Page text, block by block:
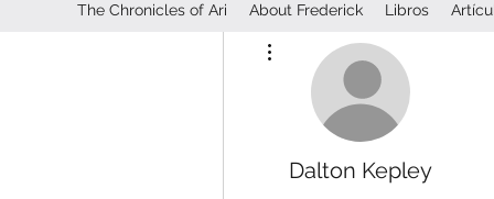
The Chronicles of Ari About Frederick Libros
Dalton Kepley